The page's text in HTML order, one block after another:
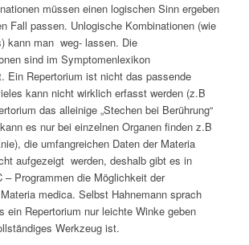
müssen einen logischen Sinn ergeben
Fall passen. Unlogische Kombinationen (wie
kann man weg- lassen. Die
sind im Symptomenlexikon
Ein Repertorium ist nicht das passende
kann nicht wirklich erfasst werden (z.B
das alleinige „Stechen bei Berührung“
es nur bei einzelnen Organen finden z.B
die umfangreichen Daten der Materia
aufgezeigt werden, deshalb gibt es in
– Programmen die Möglichkeit der
medica. Selbst Hahnemann sprach
ein Repertorium nur leichte Winke geben
Werkzeug ist.